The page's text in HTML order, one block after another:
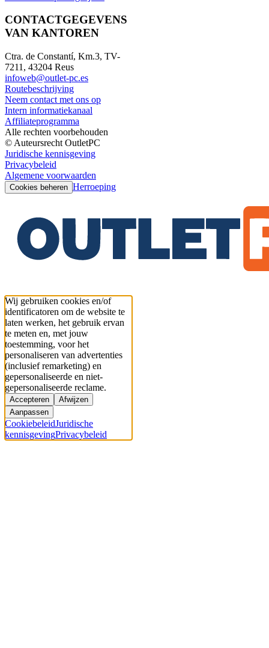
CONTACTGEGEVENS
VAN KANTOREN
Ctra. de Constantí, Km.3, TV-
7211, 43204 Reus
infoweb@outlet-pc.es
Routebeschrijving
Neem contact met ons op
Intern informatiekanaal
Affiliateprogramma
Alle rechten voorbehouden
© Auteursrecht OutletPC
Juridische kennisgeving
Privacybeleid
Algemene voorwaarden
Cookies beheren Herroeping
Wij gebruiken cookies en/of
identificatoren om de website te
laten werken, het gebruik ervan
te meten en, met jouw
toestemming, voor het
personaliseren van advertenties
(inclusief remarketing) en
gepersonaliseerde en niet-
gepersonaliseerde reclame.
Accepteren
Afwijzen
Aanpassen
CookiebeleidJuridische
kennisgevingPrivacybeleid